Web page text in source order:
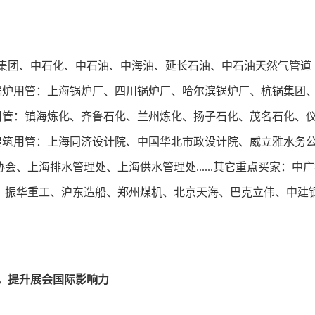
团、中石化、中石油、中海油、延长石油、中石油天然气管道
炉用管：上海锅炉厂、四川锅炉厂、哈尔滨锅炉厂、杭锅集团
：镇海炼化、齐鲁石化、兰州炼化、扬子石化、茂名石化、
用管：上海同济设计院、中国华北市政设计院、威立雅水务
、上海排水管理处、上海供水管理处......其它重点买家：中
华重工、沪东造船、郑州煤机、北京天海、巴克立伟、中建
提升展会国际影响力